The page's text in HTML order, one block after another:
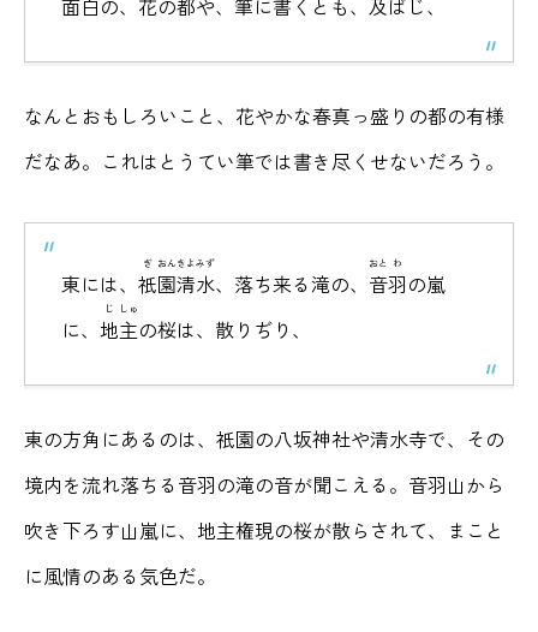
面白の、花の都や、筆に書くとも、及ばじ、
なんとおもしろいこと、花やかな春真っ盛りの都の有様
だなあ。これはとうてい筆では書き尽くせないだろう。
東には、 祇
ぎ
園
おん
清水
きよみず
、落ち来る滝の、 音
おと
羽
わ
の嵐
に、 地
じ
主
しゅ
の桜は、散りぢり、
東の方角にあるのは、祇園の八坂神社や清水寺で、その
境内を流れ落ちる音羽の滝の音が聞こえる。音羽山から
吹き下ろす山嵐に、地主権現の桜が散らされて、まこと
に風情のある気色だ。